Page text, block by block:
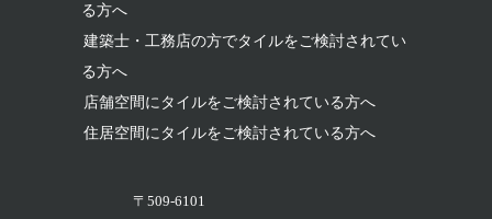
る方へ
建築士・工務店の方でタイルをご検討されてい
る方へ
店舗空間にタイルをご検討されている方へ
住居空間にタイルをご検討されている方へ
〒509-6101